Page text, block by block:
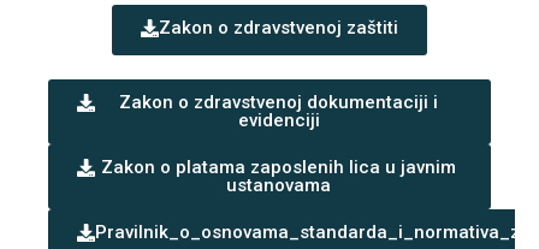
Zakon o zdravstvenoj zaštiti
Zakon o zdravstvenoj dokumentaciji i
evidenciji
Zakon o platama zaposlenih lica u javnim
ustanovama